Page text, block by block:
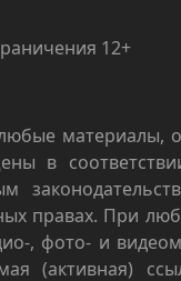
12+
материалы,
в
правах. При
, фото- и
(активная)